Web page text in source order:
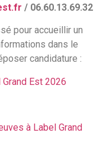
/ 06.60.13.69.32
pour accueillir un
dans le
candidature :
Est 2026
à Label Grand